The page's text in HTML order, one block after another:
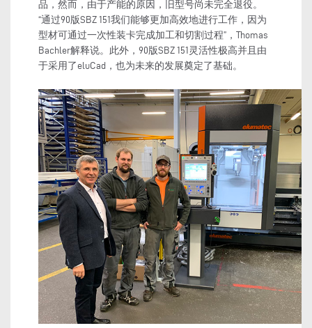
品，然而，由于产能的原因，旧型号尚未完全退役。
“通过90版SBZ 151我们能够更加高效地进行工作，因为
型材可通过一次性装卡完成加工和切割过程”，Thomas
Bachler解释说。此外，90版SBZ 151灵活性极高并且由
于采用了eluCad，也为未来的发展奠定了基础。